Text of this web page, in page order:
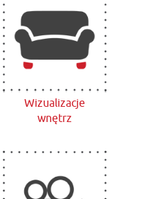
Wizualizacje
wnętrz